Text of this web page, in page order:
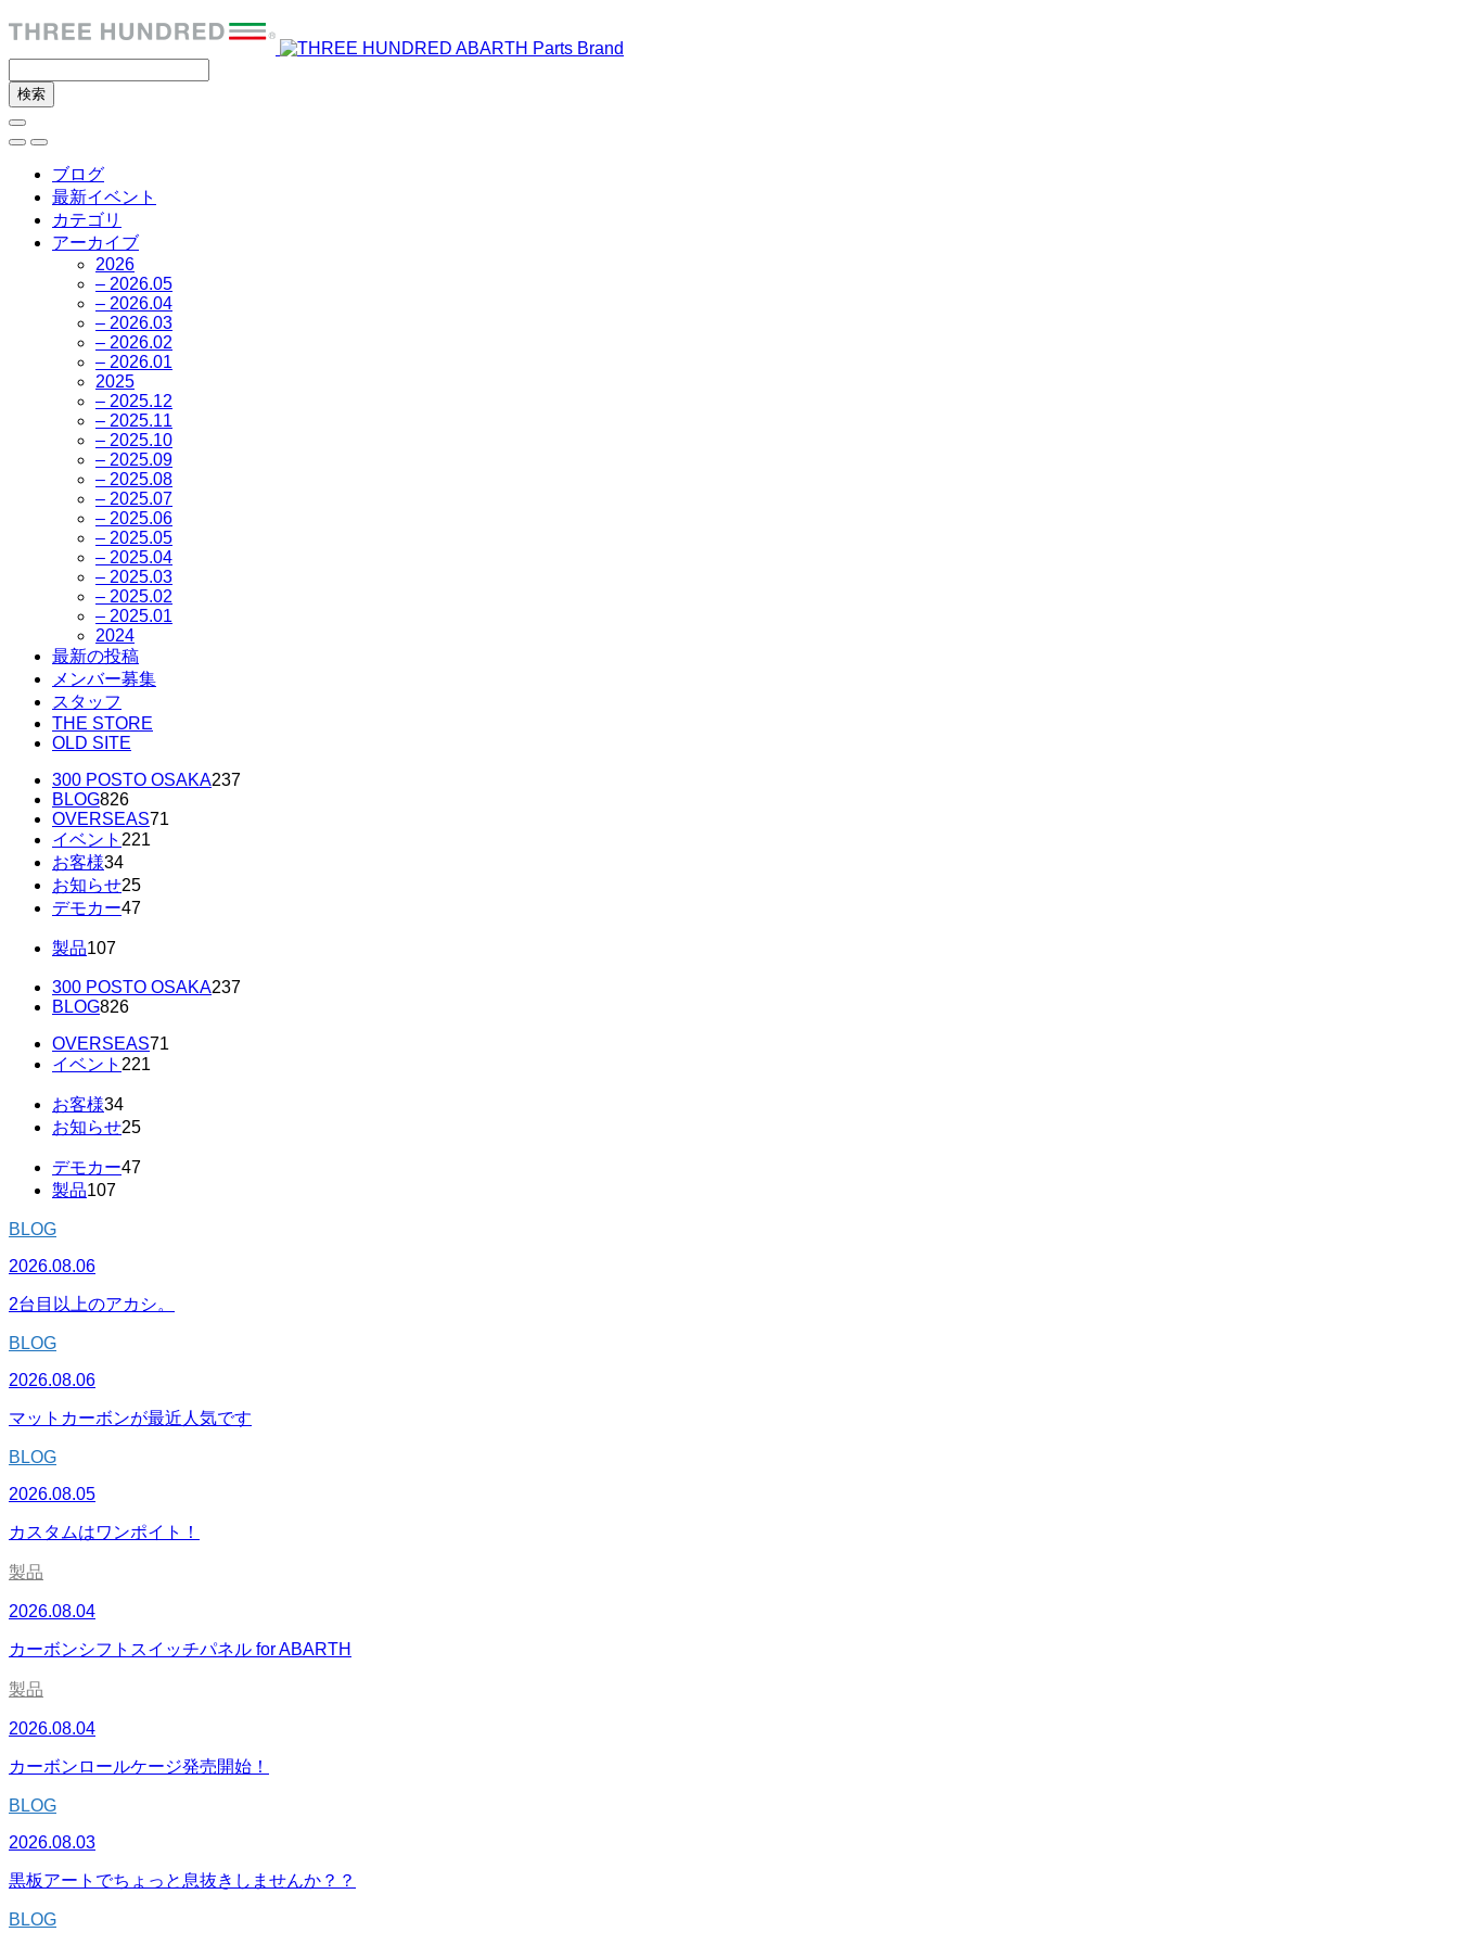
ブログ
最新イベント
カテゴリ
アーカイブ
2026
– 2026.05
– 2026.04
– 2026.03
– 2026.02
– 2026.01
2025
– 2025.12
– 2025.11
– 2025.10
– 2025.09
– 2025.08
– 2025.07
– 2025.06
– 2025.05
– 2025.04
– 2025.03
– 2025.02
– 2025.01
2024
最新の投稿
メンバー募集
スタッフ
THE STORE
OLD SITE
300 POSTO OSAKA237
BLOG826
OVERSEAS71
イベント 221
お客様34
お知らせ25
デモカー47
製品107
300 POSTO OSAKA237
BLOG826
OVERSEAS71
イベント 221
お客様34
お知らせ25
デモカー47
製品107
BLOG
2026.08.06
2台目以上のアカシ。
BLOG
2026.08.06
マットカーボンが最近人気です
BLOG
2026.08.05
カスタムはワンポイト！
製品
2026.08.04
カーボンシフトスイッチパネル for ABARTH
製品
2026.08.04
カーボンロールケージ発売開始！
BLOG
2026.08.03
黒板アートでちょっと息抜きしませんか？？
BLOG